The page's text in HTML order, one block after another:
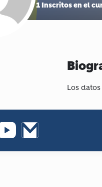
1Inscritos en el
Los